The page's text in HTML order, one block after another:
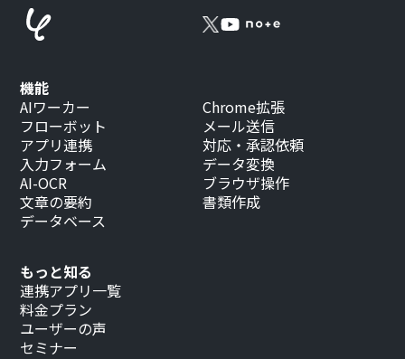
もっと知る
連携アプリ一覧
料金プラン
ユーザーの声
セミナー
機能
AIワーカー
フローボット
アプリ連携
入力フォーム
AI-OCR
文章の要約
データベース
Chrome拡張
メール送信
対応・承認依頼
データ変換
ブラウザ操作
書類作成